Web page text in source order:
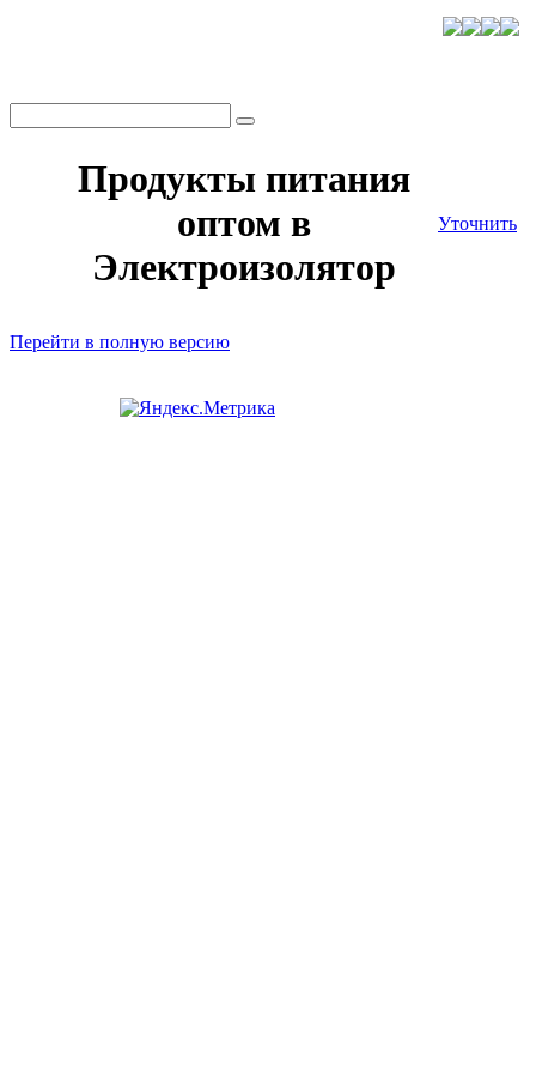
Продукты питания
оптом в
Электроизолятор
Уточнить
Перейти в полную версию